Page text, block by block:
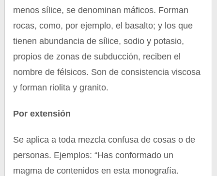
menos sílice, se denominan máficos. Forman
rocas, como, por ejemplo, el basalto; y los que
tienen abundancia de sílice, sodio y potasio,
propios de zonas de subducción, reciben el
nombre de félsicos. Son de consistencia viscosa
y forman riolita y granito.
Por extensión
Se aplica a toda mezcla confusa de cosas o de
personas. Ejemplos: “Has conformado un
magma de contenidos en esta monografía.